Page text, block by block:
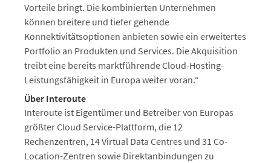
Vorteile bringt. Die kombinierten Unternehmen
können breitere und tiefer gehende
Konnektivitätsoptionen anbieten sowie ein erweitertes
Portfolio an Produkten und Services. Die Akquisition
treibt eine bereits marktführende Cloud-Hosting-
Leistungsfähigkeit in Europa weiter voran.“
Über Interoute
Interoute ist Eigentümer und Betreiber von Europas
größter Cloud Service-Plattform, die 12
Rechenzentren, 14 Virtual Data Centres und 31 Co-
Location-Zentren sowie Direktanbindungen zu